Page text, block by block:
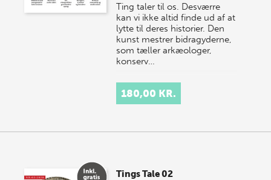
Ting taler til os. Desværre
kan vi ikke altid finde ud af at
lytte til deres historier. Den
kunst mestrer bidragyderne,
som tæller arkæologer,
konserv…
180,00 KR.
Tings Tale 02